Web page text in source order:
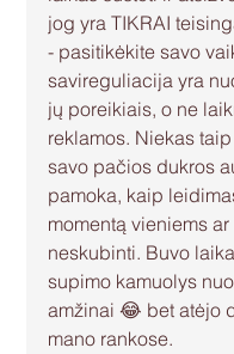
jog yra TIKRAI
- pasitikėkite savo
savireguliacija yra
jų poreikiais, o ne
reklamos. Niekas
savo pačios dukros
pamoka, kaip
momentą vieniems
neskubinti. Buvo
supimo kamuolys
amžinai 😂 bet atėjo
mano rankose.